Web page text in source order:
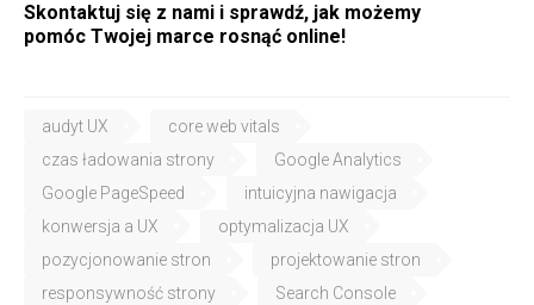
Skontaktuj się z nami i sprawdź, jak możemy
pomóc Twojej marce rosnąć online!
audyt UX
core web vitals
czas ładowania strony
Google Analytics
Google PageSpeed
intuicyjna nawigacja
konwersja a UX
optymalizacja UX
pozycjonowanie stron
projektowanie stron
responsywność strony
Search Console